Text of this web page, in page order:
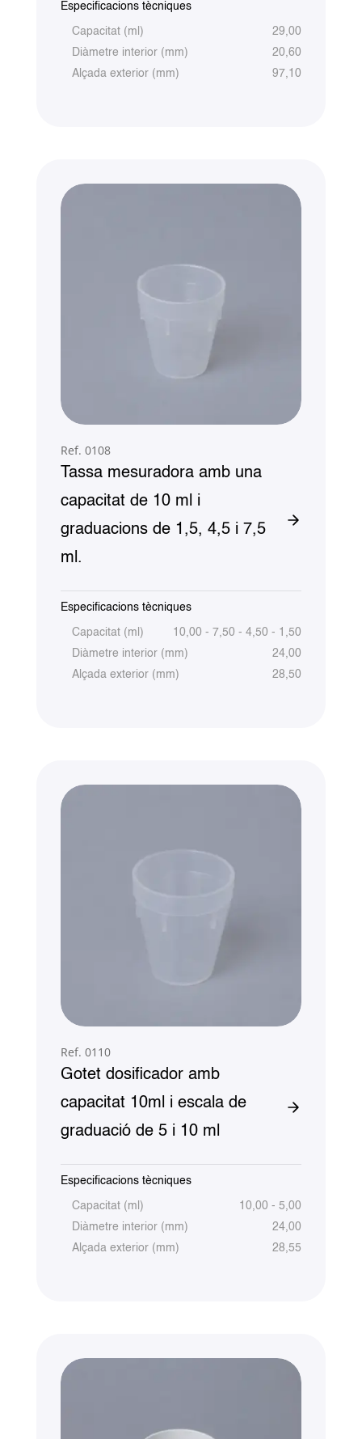
Especificacions tècniques
Capacitat (ml)
29,00
Diàmetre interior (mm)
20,60
Alçada exterior (mm)
97,10
Ref. 0108
Tassa mesuradora amb una
capacitat de 10 ml i
graduacions de 1,5, 4,5 i 7,5
ml.
Especificacions tècniques
Capacitat (ml)
10,00 - 7,50 - 4,50 - 1,50
Diàmetre interior (mm)
24,00
Alçada exterior (mm)
28,50
Ref. 0110
Gotet dosificador amb
capacitat 10ml i escala de
graduació de 5 i 10 ml
Especificacions tècniques
Capacitat (ml)
10,00 - 5,00
Diàmetre interior (mm)
24,00
Alçada exterior (mm)
28,55